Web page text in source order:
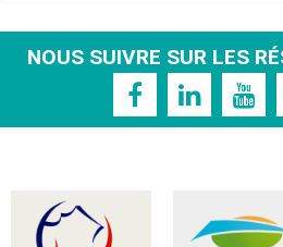
NOUS SUIVRE SUR LES